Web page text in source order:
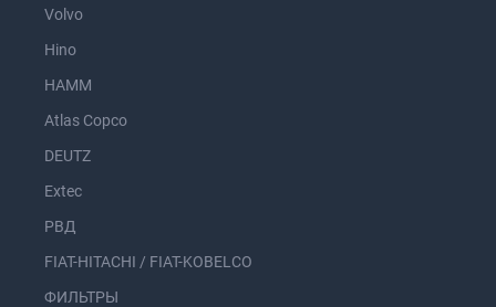
Volvo
Hino
HAMM
Atlas Copco
DEUTZ
Extec
РВД
FIAT-HITACHI / FIAT-KOBELCO
ФИЛЬТРЫ